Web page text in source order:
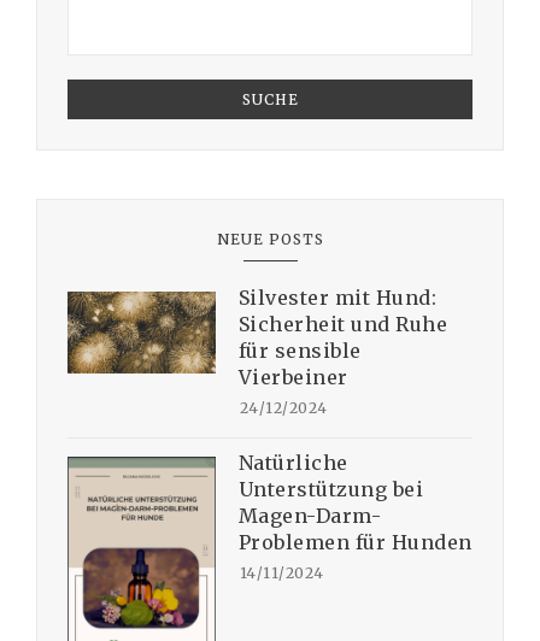
SUCHE
NEUE POSTS
Silvester mit Hund:
Sicherheit und Ruhe
für sensible
Vierbeiner
24/12/2024
Natürliche
Unterstützung bei
Magen-Darm-
Problemen für Hunden
14/11/2024